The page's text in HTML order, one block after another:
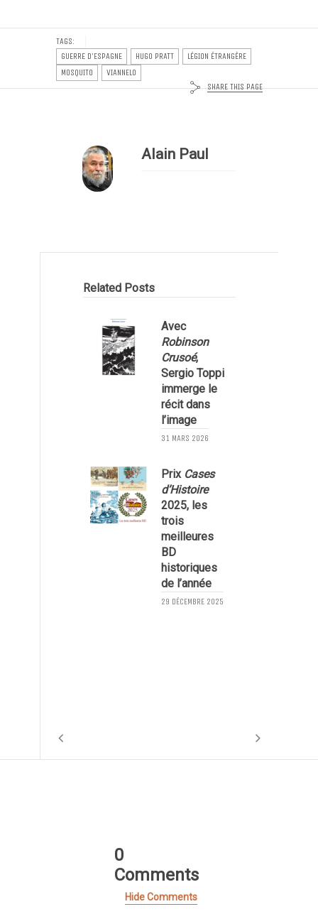
TAGS:
GUERRE D'ESPAGNE
HUGO PRATT
LÉGION ÉTRANGÈRE
MOSQUITO
VIANNELO
SHARE THIS PAGE
Alain Paul
Related Posts
Avec
Robinson
Crusoé,
Sergio Toppi
immerge le
récit dans
l’image
31 MARS 2026
Prix Cases
d’Histoire
2025, les
trois
meilleures
BD
historiques
de l’année
29 DÉCEMBRE 2025
0
Comments
Hide Comments